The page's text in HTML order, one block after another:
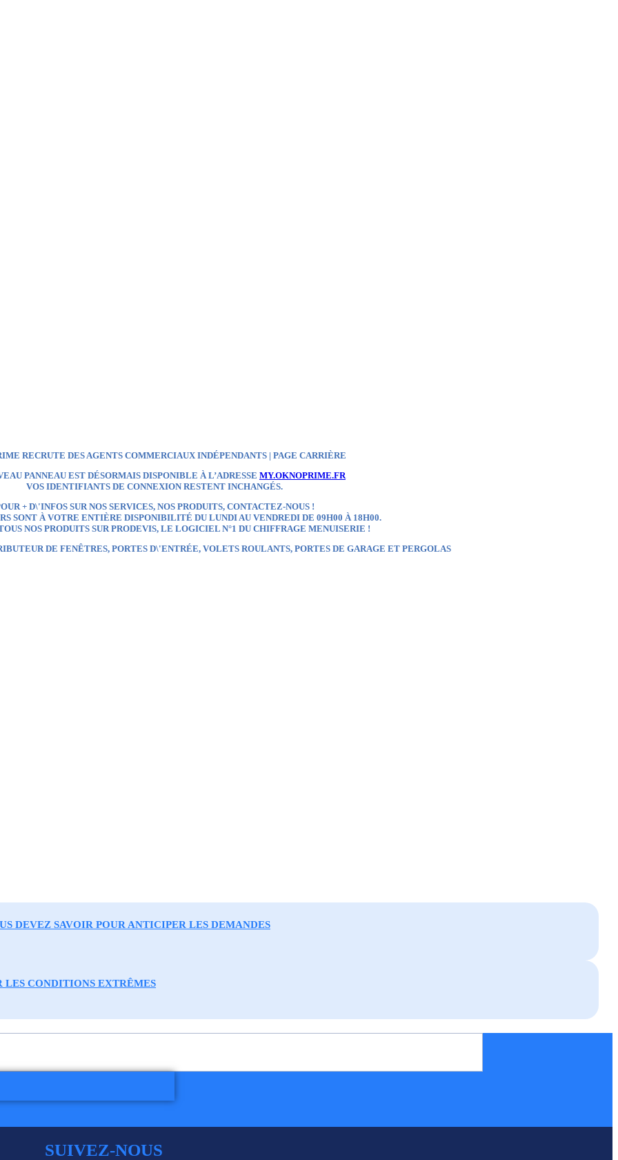
RECRUTE DES AGENTS COMMERCIAUX INDÉPENDANTS | PAGE CARRIÈRE
PANNEAU EST DÉSORMAIS DISPONIBLE À L’ADRESSE MY.OKNOPRIME.FR
VOS IDENTIFIANTS DE CONNEXION RESTENT INCHANGÉS.
+ D\'INFOS SUR NOS SERVICES, NOS PRODUITS, CONTACTEZ-NOUS !
SONT À VOTRE ENTIÈRE DISPONIBILITÉ DU LUNDI AU VENDREDI DE 09H00 À 18H00.
NOS PRODUITS SUR PRODEVIS, LE LOGICIEL N°1 DU CHIFFRAGE MENUISERIE !
DE FENÊTRES, PORTES D\'ENTRÉE, VOLETS ROULANTS, PORTES DE GARAGE ET PERGOLAS
DEVEZ SAVOIR POUR ANTICIPER LES DEMANDES
CONDITIONS EXTRÊMES
SUIVEZ-NOUS